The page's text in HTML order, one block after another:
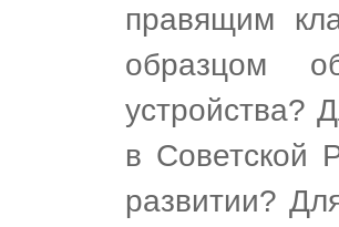
правящим
образцом
устройства?
в Советской
развитии?